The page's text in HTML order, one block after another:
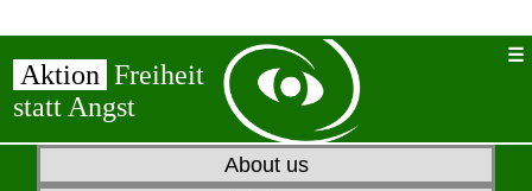
Aktion Freiheit
statt Angst
About us